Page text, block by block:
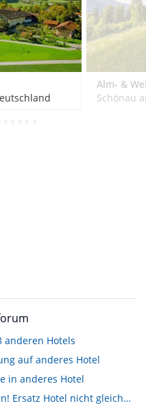
anderen Hotels
auf anderes Hotel
in anderes Hotel
Gebuchtes Hotel wird geschlossen! Ersatz Hotel nicht gleichwertig !!!!!!